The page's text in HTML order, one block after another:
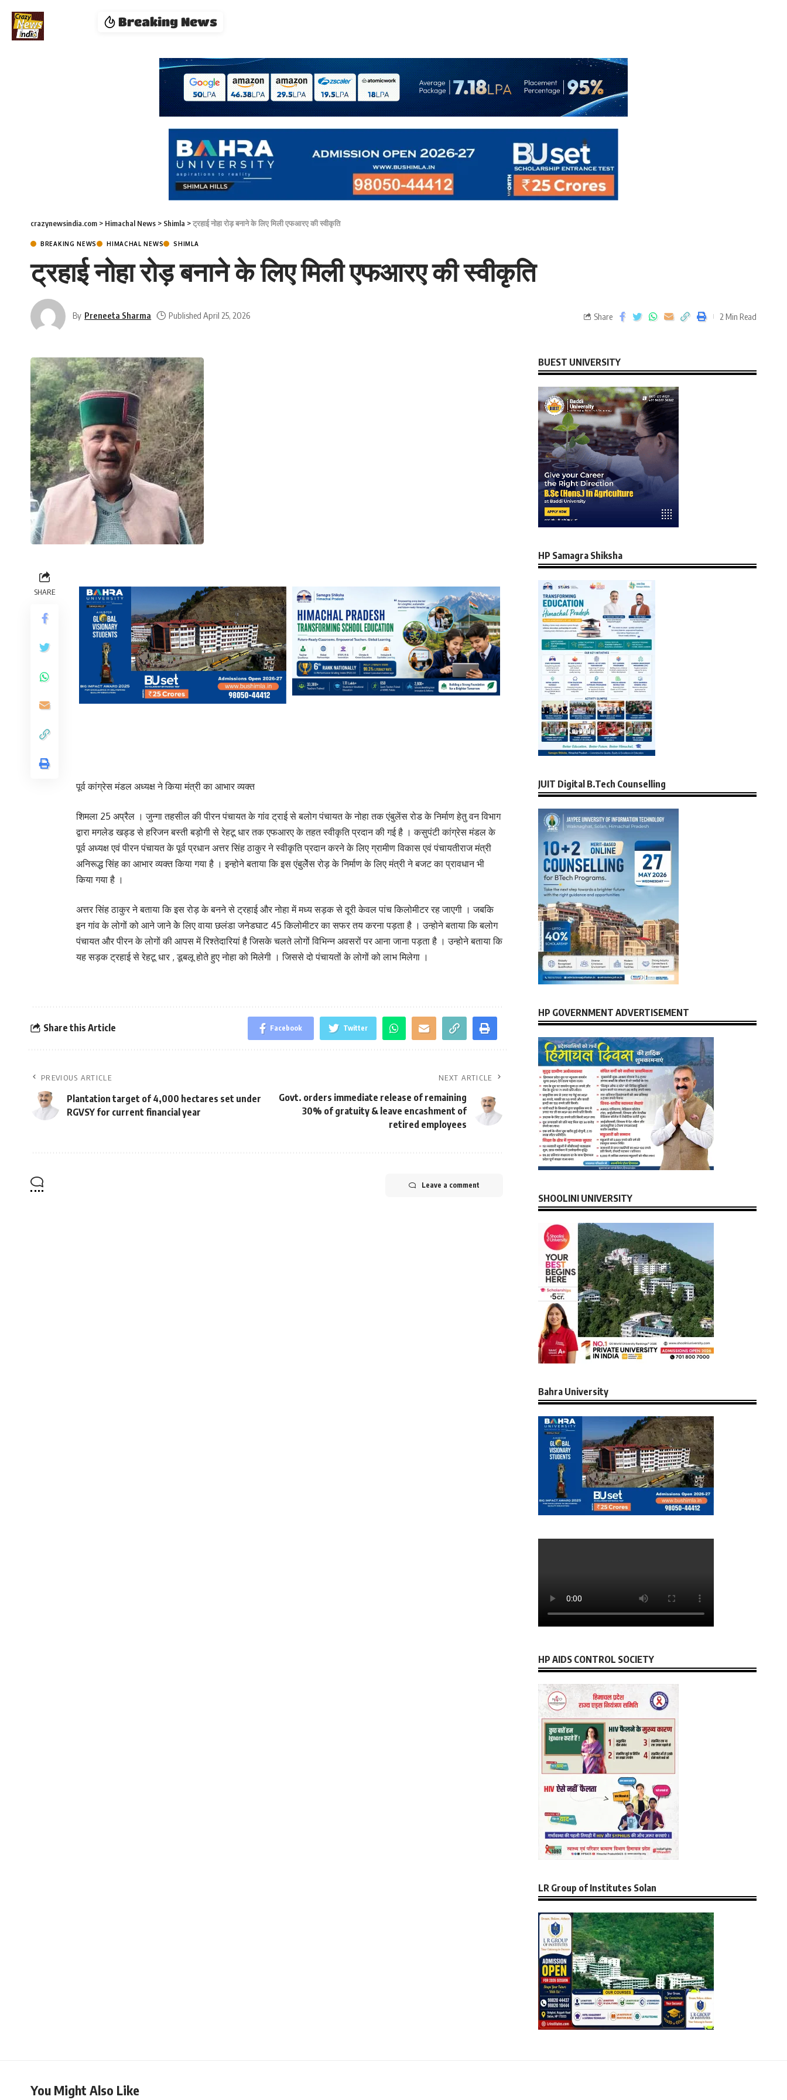
Breaking News
crazynewsindia.com > Himachal News > Shimla >ट्रहाई नोहा रोड़ बनाने के लिए मिली एफआरए की स्वीकृति
BREAKING NEWS HIMACHAL NEWS SHIMLA
ट्रहाई नोहा रोड़ बनाने के लिए मिली एफआरए की स्वीकृति
By Preneeta Sharma Published April 25, 2026 Share 2 Min Read
SHARE
पूर्व कांग्रेस मंडल अध्यक्ष ने किया मंत्री का आभार व्यक्त
शिमला 25 अप्रैल । जुन्गा तहसील की पीरन पंचायत के गांव ट्राई से बलोग पंचायत के नोहा तक एंबुलेंस रोड के निर्माण हेतु वन विभाग
द्वारा मगलेड खड्ड से हरिजन बस्ती बड़ोगी से रेहटू धार तक एफआरए के तहत स्वीकृति प्रदान की गई है । कसुपंटी कांग्रेस मंडल के
पूर्व अध्यक्ष एवं पीरन पंचायत के पूर्व प्रधान अत्तर सिंह ठाकुर ने स्वीकृति प्रदान करने के लिए ग्रामीण विकास एवं पंचायतीराज मंत्री
अनिरूद्ध सिंह का आभार व्यक्त किया गया है । इन्होने बताया कि इस एंबुलेेंस रोड़ के निर्माण के लिए मंत्री ने बजट का प्रावधान भी
किया गया है ।
अत्तर सिंह ठाकुर ने बताया कि इस रोड़ के बनने से ट्रहाई और नोहा में मध्य सड़क से दूरी केवल पांच किलोमीटर रह जाएगी । जबकि
इन गांव के लोगों को आने जाने केे लिए वाया छलंडा जनेडघाट 45 किलोमीटर का सफर तय करना पड़ता है । उन्होने बताया कि बलोग
पंचायत और पीरन के लोगों की आपस में रिश्तेदारियां है जिसके चलते लोगों विभिन्न अवसरों पर आना जाना पड़ता है । उन्होने बताया कि
यह सड़क ट्रहाई से रेहटू धार , डूबलू होते हुए नोहा को मिलेगी । जिससे दो पंचायतों के लोगों को लाभ मिलेगा ।
Share this Article Facebook Twitter
PREVIOUS ARTICLE
Plantation target of 4,000 hectares set under
RGVSY for current financial year
NEXT ARTICLE
Govt. orders immediate release of remaining
30% of gratuity & leave encashment of
retired employees
Leave a comment
BUEST UNIVERSITY
HP Samagra Shiksha
JUIT Digital B.Tech Counselling
HP GOVERNMENT ADVERTISEMENT
SHOOLINI UNIVERSITY
Bahra University
HP AIDS CONTROL SOCIETY
LR Group of Institutes Solan
You Might Also Like